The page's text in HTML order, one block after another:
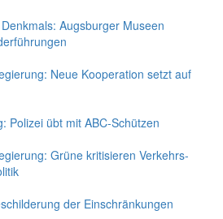
Augsburger Museen
Neue Kooperation setzt auf
Poli­zei übt mit ABC-Schüt­zen
Grüne kritisieren Verkehrs-
der Einschränkungen